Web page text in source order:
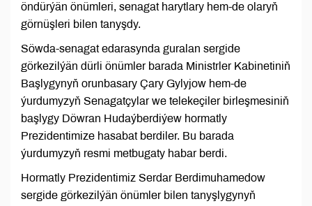
öndürýän önümleri, senagat harytlary hem-de olaryň
görnüşleri bilen tanyşdy.
Söwda-senagat edarasynda guralan sergide
görkezilýän dürli önümler barada Ministrler Kabinetiniň
Başlygynyň orunbasary Çary Gylyjow hem-de
ýurdumyzyň Senagatçylar we telekeçiler birleşmesiniň
başlygy Döwran Hudaýberdiýew hormatly
Prezidentimize hasabat berdiler. Bu barada
ýurdumyzyň resmi metbugaty habar berdi.
Hormatly Prezidentimiz Serdar Berdimuhamedow
sergide görkezilýän önümler bilen tanyşlygynyň